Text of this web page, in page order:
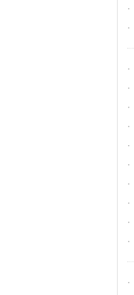
·
·
·
·
·
·
·
·
·
·
·
·
·